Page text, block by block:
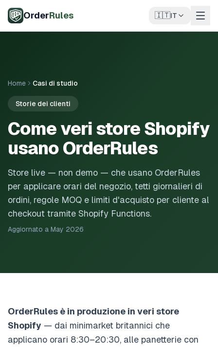
OrderRules 🇮🇹IT
Home Casi di studio
Storie dei clienti
Come veri store Shopify
usano OrderRules
Store live — non demo — che usano OrderRules
per applicare orari del negozio, tetti giornalieri di
ordini, regole MOQ e limiti d'acquisto per cliente al
checkout tramite Shopify Functions.
Aggiornato a May 2026
OrderRules è in produzione in veri store
Shopify — dai minimarket britannici che
applicano orari 8:30–20:30, alle panetterie con